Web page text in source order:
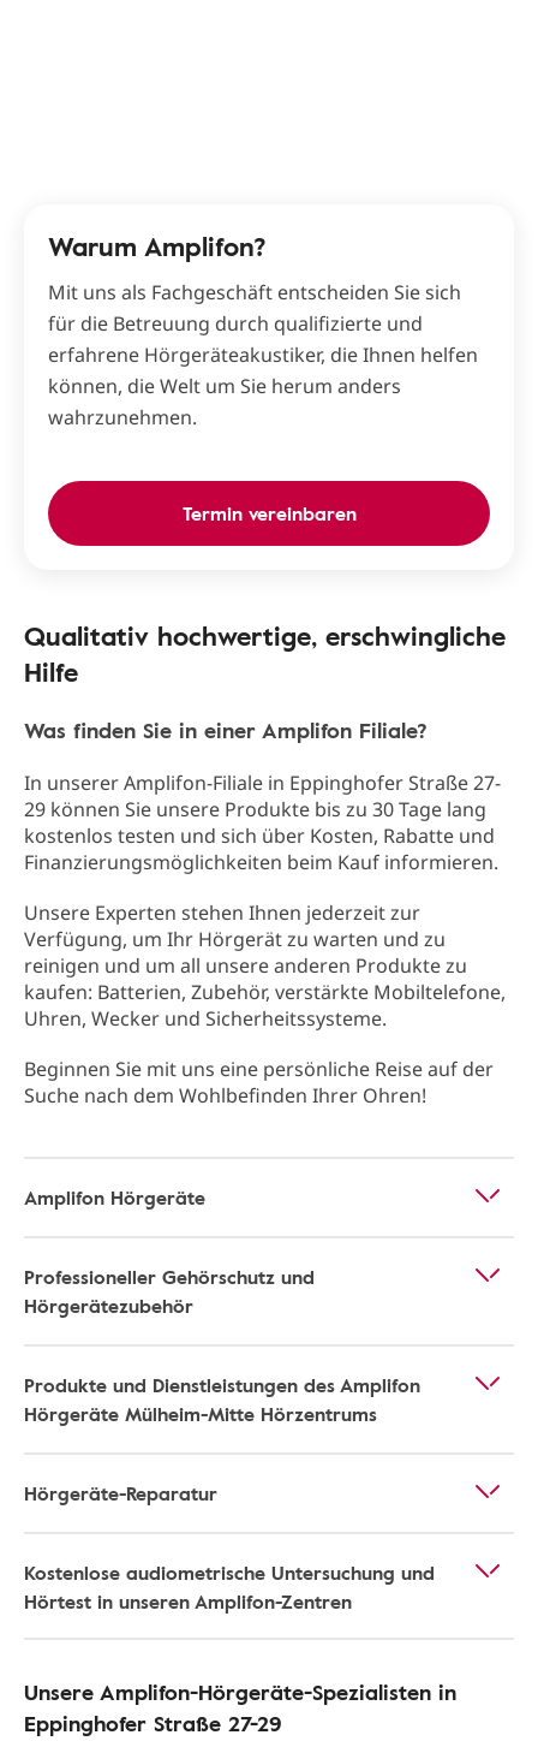
Warum Amplifon?
Mit uns als Fachgeschäft entscheiden Sie sich
für die Betreuung durch qualifizierte und
erfahrene Hörgeräteakustiker, die Ihnen helfen
können, die Welt um Sie herum anders
wahrzunehmen.
Termin vereinbaren
Qualitativ hochwertige, erschwingliche
Hilfe
Was finden Sie in einer Amplifon Filiale?
In unserer Amplifon-Filiale in Eppinghofer Straße 27-
29 können Sie unsere Produkte bis zu 30 Tage lang
kostenlos testen und sich über Kosten, Rabatte und
Finanzierungsmöglichkeiten beim Kauf informieren.
Unsere Experten stehen Ihnen jederzeit zur
Verfügung, um Ihr Hörgerät zu warten und zu
reinigen und um all unsere anderen Produkte zu
kaufen: Batterien, Zubehör, verstärkte Mobiltelefone,
Uhren, Wecker und Sicherheitssysteme.
Beginnen Sie mit uns eine persönliche Reise auf der
Suche nach dem Wohlbefinden Ihrer Ohren!
Amplifon Hörgeräte
Professioneller Gehörschutz und
Hörgerätezubehör
Produkte und Dienstleistungen des Amplifon
Hörgeräte Mülheim-Mitte Hörzentrums
Hörgeräte-Reparatur
Kostenlose audiometrische Untersuchung und
Hörtest in unseren Amplifon-Zentren
Unsere Amplifon-Hörgeräte-Spezialisten in
Eppinghofer Straße 27-29